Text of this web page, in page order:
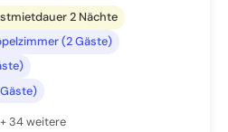
2 Nächte
(2 Gäste)
+ 34 weitere